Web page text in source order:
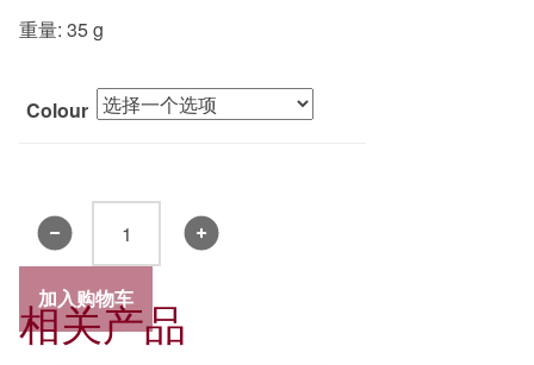
重量: 35 g
Colour
书
院
手
加入购物车
相关产品